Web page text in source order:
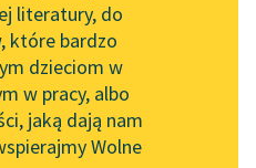
API
OAI-PMH
Widget Wolnych Lektur
Przypisy
literatury, do
które bardzo
dzieciom w
w pracy, albo
jaką dają nam
Wolne
Lucy Maud Montgomery
Ania z Wyspy